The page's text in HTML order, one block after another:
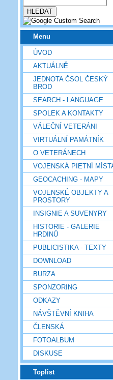
Menu
ÚVOD
AKTUÁLNĚ
JEDNOTA ČSOL ČESKÝ
BROD
SEARCH - LANGUAGE
SPOLEK A KONTAKTY
VÁLEČNÍ VETERÁNI
VIRTUÁLNÍ PAMÁTNÍK
O VETERÁNECH
VOJENSKÁ PIETNÍ
GEOCACHING - MAPY
VOJENSKÉ OBJEKTY A
PROSTORY
INSIGNIE A SUVENYRY
HISTORIE - GALERIE
HRDINŮ
PUBLICISTIKA - TEXTY
DOWNLOAD
BURZA
SPONZORING
ODKAZY
NÁVŠTĚVNÍ KNIHA
ČLENSKÁ
FOTOALBUM
DISKUSE
Toplist